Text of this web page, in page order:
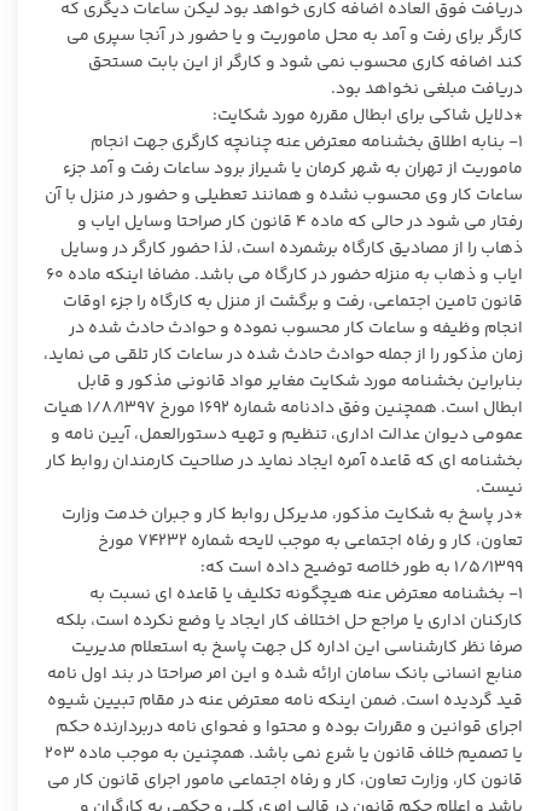
دریافت فوق العاده اضافه کاری خواهد بود لیکن ساعات دیگری که
کارگر برای رفت و آمد به محل ماموریت و یا حضور در آنجا سپری می
کند اضافه کاری محسوب نمی شود و کارگر از این بابت مستحق
دریافت مبلغی نخواهد بود.
*دلایل شاکی برای ابطال مقرره مورد شکایت:
۱- بنابه اطلاق بخشنامه معترض عنه چنانچه کارگری جهت انجام
ماموریت از تهران به شهر کرمان یا شیراز برود ساعات رفت و آمد جزء
ساعات کار وی محسوب نشده و همانند تعطیلی و حضور در منزل با آن
رفتار می شود در حالی که ماده ۴ قانون کار صراحتا وسایل ایاب و
ذهاب را از مصادیق کارگاه برشمرده است، لذا حضور کارگر در وسایل
ایاب و ذهاب به منزله حضور در کارگاه می باشد. مضافا اینکه ماده ۶۰
قانون تامین اجتماعی، رفت و برگشت از منزل به کارگاه را جزء اوقات
انجام وظیفه و ساعات کار محسوب نموده و حوادث حادث شده در
زمان مذکور را از جمله حوادث حادث شده در ساعات کار تلقی می نماید،
بنابراین بخشنامه مورد شکایت مغایر مواد قانونی مذکور و قابل
ابطال است. همچنین وفق دادنامه شماره ۱۶۹۲ مورخ ۱/۸/۱۳۹۷ هیات
عمومی دیوان عدالت اداری، تنظیم و تهیه دستورالعمل، آیین نامه و
بخشنامه ای که قاعده آمره ایجاد نماید در صلاحیت کارمندان روابط کار
نیست.
*در پاسخ به شکایت مذکور، مدیرکل روابط کار و جبران خدمت وزارت
تعاون، کار و رفاه اجتماعی به موجب لایحه شماره ۷۴۲۳۲ مورخ
۱/۵/۱۳۹۹ به طور خلاصه توضیح داده است که:
۱- بخشنامه معترض عنه هیچگونه تکلیف یا قاعده ای نسبت به
کارکنان اداری یا مراجع حل اختلاف کار ایجاد یا وضع نکرده است، بلکه
صرفا نظر کارشناسی این اداره کل جهت پاسخ به استعلام مدیریت
منابع انسانی بانک سامان ارائه شده و این امر صراحتا در بند اول نامه
قید گردیده است. ضمن اینکه نامه معترض عنه در مقام تبیین شیوه
اجرای قوانین و مقررات بوده و محتوا و فحوای نامه دربردارنده حکم
یا تصمیم خلاف قانون یا شرع نمی باشد. همچنین به موجب ماده ۲۰۳
قانون کار، وزارت تعاون، کار و رفاه اجتماعی مامور اجرای قانون کار می